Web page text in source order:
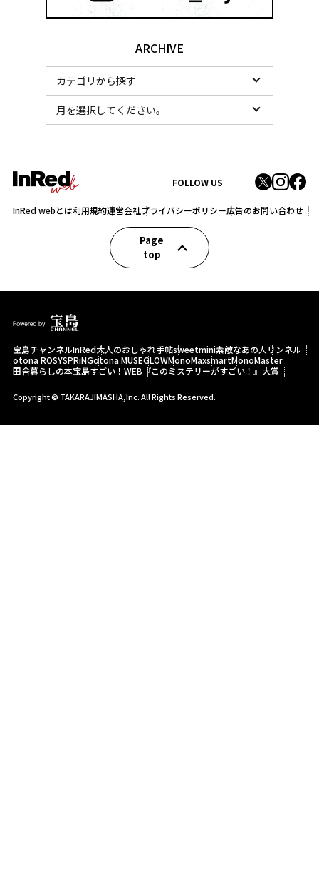
ARCHIVE
FOLLOW US
InRed webとは利用規約運営会社プライバシーポリシー広告のお問い合わせ
Page
top
宝島チャンネルInRed大人のおしゃれ手帖sweetmini素敵なあの人 リンネル
otona ROSYSPRiNGotona MUSEGLOWMonoMaxsmartMonoMaster
田舎暮らしの本宝島すごい！WEB 『このミステリーがすごい！』大賞
Copyright © TAKARAJIMASHA,Inc. All Rights Reserved.